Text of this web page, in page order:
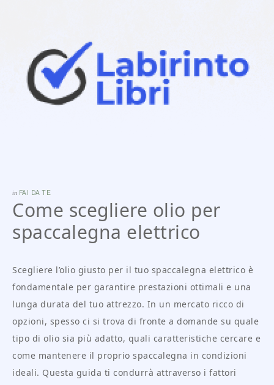
in FAI DA TE
Come scegliere olio per
spaccalegna elettrico
Scegliere l’olio giusto per il tuo spaccalegna elettrico è
fondamentale per garantire prestazioni ottimali e una
lunga durata del tuo attrezzo. In un mercato ricco di
opzioni, spesso ci si trova di fronte a domande su quale
tipo di olio sia più adatto, quali caratteristiche cercare e
come mantenere il proprio spaccalegna in condizioni
ideali. Questa guida ti condurrà attraverso i fattori